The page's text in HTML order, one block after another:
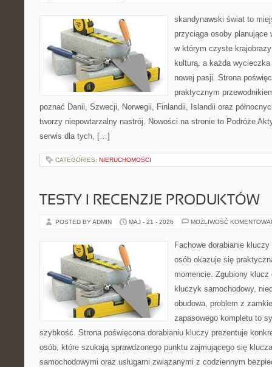
skandynawski świat to
przyciąga osoby planujące
w którym czyste
kulturą, a każda
nowej pasji. Strona
praktycznym
poznać Danii, Szwecji, Norwegii, Finlandii, Islandii oraz
tworzy niepowtarzalny nastrój. Nowości na stronie to Podróże
serwis dla tych, […]
CATEGORIES: NIERUCHOMOŚCI
TESTY I RECENZJE PRODUKTÓW
POSTED BY ADMIN MAJ - 21 - 2026 MOŻLIWOŚĆ
Fachowe dorabianie
osób okazuje się
momencie. Zgubiony
kluczyk samochodowy,
obudowa, problem z
zapasowego kompletu to
szybkość. Strona poświęcona dorabianiu kluczy prezentuje
osób, które szukają sprawdzonego punktu zajmującego się
samochodowymi oraz usługami związanymi z codziennym